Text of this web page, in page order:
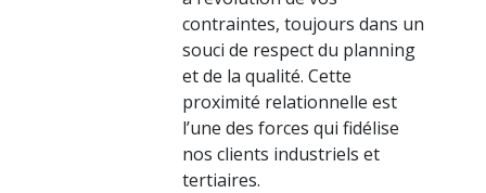
contraintes, toujours dans un
souci de respect du planning
et de la qualité. Cette
proximité relationnelle est
l’une des forces qui fidélise
nos clients industriels et
tertiaires.